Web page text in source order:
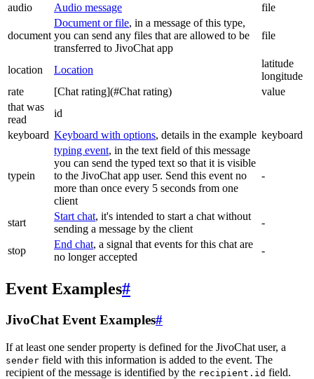
audio
Audio message file
document
Document or file, in a message of this type,
you can send any files that are allowed to be
transferred to JivoChat app
file
location Location
latitude
longitude
rate
[Chat rating](#Chat rating)
value
that was
read
id
keyboard Keyboard with options, details in the example keyboard
typein
typing event, in the text field of this message
you can send the typed text so that it is visible
to the JivoChat app user. Send this event no
more than once every 5 seconds from one
client
-
start
Start chat, it's intended to start a chat without
sending a message by the client
-
stop
End chat, a signal that events for this chat are
no longer accepted
-
Event Examples#
JivoChat Event Examples#
If at least one sender property is defined for the JivoChat user, a
sender field with this information is added to the event. The
recipient of the message is identified by the recipient.id field.